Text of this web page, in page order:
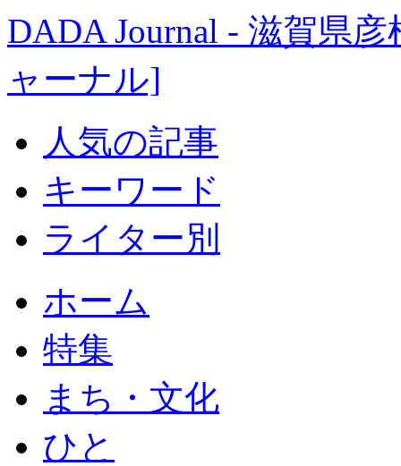
DADA Journal - 滋賀県
ャーナル]
人気の記事
キーワード
ライター別
ホーム
特集
まち・文化
ひと